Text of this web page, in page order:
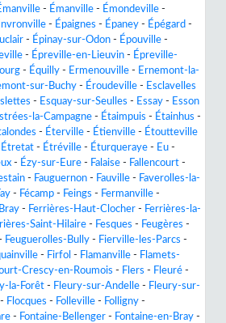
- Émanville - Émondeville -
- Épaignes - Épaney - Épégard -
- Épinay-sur-Odon - Épouville -
- Épreville-en-Lieuvin - Épreville-
- Équilly - Ermenouville - Ernemont-la-
sur-Buchy - Éroudeville - Esclavelles
- Esquay-sur-Seulles - Essay - Esson
la-Campagne - Étaimpuis - Étainhus -
- Éterville - Étienville - Étoutteville
Étretat - Étréville - Éturqueraye - Eu -
- Ézy-sur-Eure - Falaise - Fallencourt -
- Fauguernon - Fauville - Faverolles-la-
- Fécamp - Feings - Fermanville -
- Ferrières-Haut-Clocher - Ferrières-la-
Saint-Hilaire - Fesques - Feugères -
Feuguerolles-Bully - Fierville-les-Parcs -
- Firfol - Flamanville - Flamets-
Crescy-en-Roumois - Flers - Fleuré -
la-Forêt - Fleury-sur-Andelle - Fleury-sur-
- Flocques - Folleville - Folligny -
- Fontaine-Bellenger - Fontaine-en-Bray -